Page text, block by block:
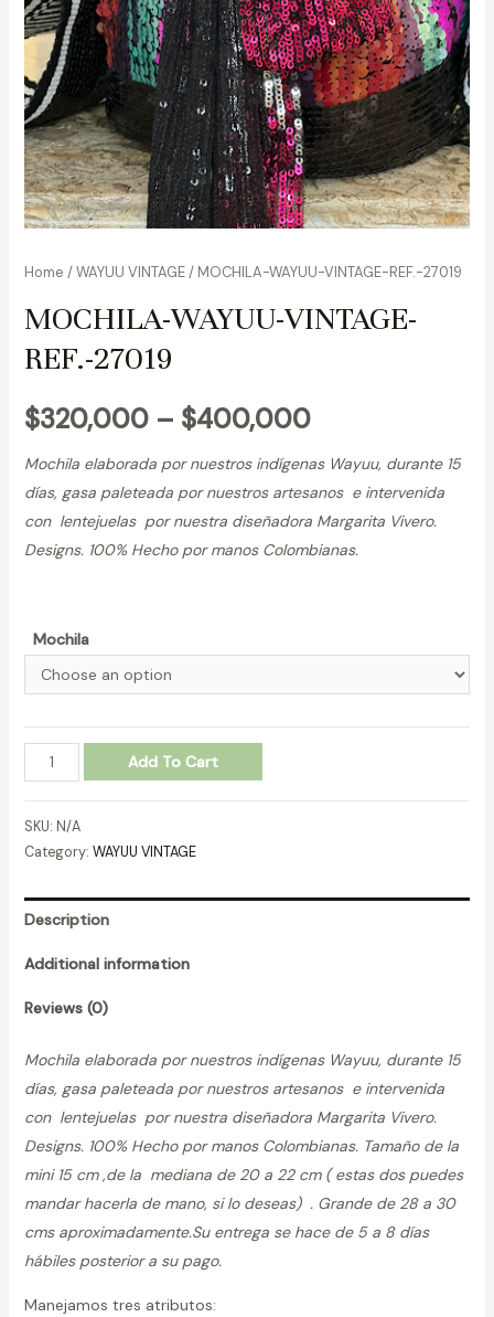
Home /WAYUU VINTAGE/ MOCHILA-WAYUU-VINTAGE-REF.-27019
MOCHILA-WAYUU-VINTAGE-
REF.-27019
$320,000– $400,000
Mochila elaborada por nuestros indígenas Wayuu, durante 15
días, gasa paleteada por nuestros artesanos e intervenida
con lentejuelas por nuestra diseñadora Margarita Vivero.
Designs. 100% Hecho por manos Colombianas.
Mochila
MOCHILA-
WAYUU-
REF.-27019
Add To Cart
SKU: N/A
Category: WAYUU VINTAGE
Description
Additional information
Reviews (0)
Mochila elaborada por nuestros indígenas Wayuu, durante 15
días, gasa paleteada por nuestros artesanos e intervenida
con lentejuelas por nuestra diseñadora Margarita Vivero.
Designs. 100% Hecho por manos Colombianas. Tamaño de la
mini 15 cm ,de la mediana de 20 a 22 cm ( estas dos puedes
mandar hacerla de mano, si lo deseas) . Grande de 28 a 30
cms aproximadamente.Su entrega se hace de 5 a 8 días
hábiles posterior a su pago.
Manejamos tres atributos: